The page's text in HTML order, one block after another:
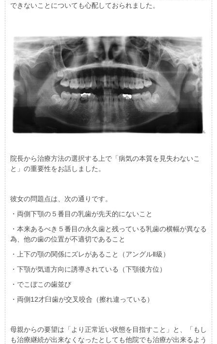
できないことについても心配しておられました。
院長から治療方法の選択する上で「病気の本質を見失わないこ
と」の重要性をお話しました。
彼女の問題点は、次の通りです。
・両側下顎の５番目の乳歯が先天的にないこと
・本来あるべき５番目の永久歯と残っている乳歯の横幅が異なる
為、他の歯の位置が不適切であること
・上下の顎の関係にズレがあること（アングルⅡ級）
・下顎が気道方向に誘導されている（下顎後方位）
・でこぼこの歯並び
・両側12才臼歯が交叉咬合（擦れ違っている）
母親からの要望は「より正常近い状態を目指すこと」と、「もし
も治療継続が出来なくなったとしても他院でも治療が出来るよう